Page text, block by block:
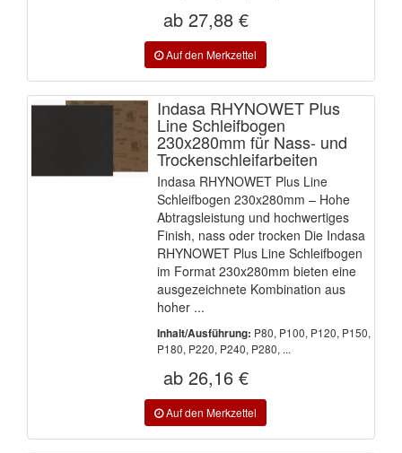
ab 27,88 €
Indasa RHYNOWET Plus
Line Schleifbogen
230x280mm für Nass- und
Trockenschleifarbeiten
Indasa RHYNOWET Plus Line
Schleifbogen 230x280mm – Hohe
Abtragsleistung und hochwertiges
Finish, nass oder trocken Die Indasa
RHYNOWET Plus Line Schleifbogen
im Format 230x280mm bieten eine
ausgezeichnete Kombination aus
hoher ...
Inhalt/Ausführung: P80, P100, P120, P150,
P180, P220, P240, P280, ...
ab 26,16 €